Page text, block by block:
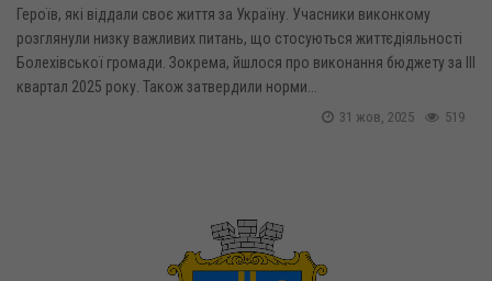
Героїв, які віддали своє життя за Україну. Учасники виконкому
розглянули низку важливих питань, що стосуються життєдіяльності
Болехівської громади. Зокрема, йшлося про виконання бюджету за ІІІ
квартал 2025 року. Також затвердили норми...
519
31 жов, 2025